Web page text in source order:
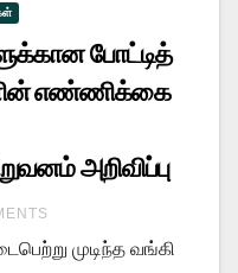
போட்டித்
எண்ணிக்கை
அறிவிப்பு
முடிந்த வங்கி